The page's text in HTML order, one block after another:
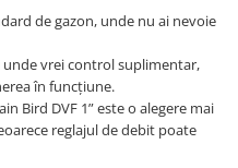
de gazon, unde nu ai nevoie
vrei control suplimentar,
în funcțiune.
Bird DVF 1” este o alegere mai
reglajul de debit poate